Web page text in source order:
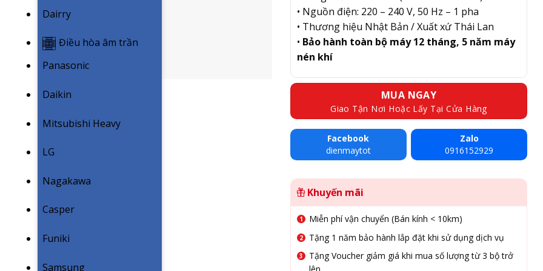
Dairry
Điều hòa âm trần
Panasonic
Daikin
Mitsubishi Heavy
LG
Nagakawa
Casper
Funiki
Samsung
• Nguồn điện: 220 – 240 V, 50 Hz – 1 pha
• Thương hiệu Nhật Bản / Xuất xứ Thái Lan
• Bảo hành toàn bộ máy 12 tháng, 5 năm máy
nén khí
MUA NGAY
Giao Tận Nơi Hoặc Lấy Tại Cửa Hàng
Facebook
dienmaytot
Zalo
0916152929
Khuyến mãi
Miễn phí vận chuyển (Bán kính < 10km)
Tặng 1 năm bảo hành lắp đặt khi sử dụng dịch vụ
Tặng Voucher giảm giá khi mua số lượng từ 3 bộ trở